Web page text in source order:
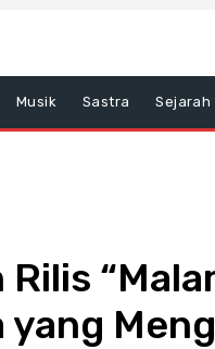
Musik Sastra Sejarah
yang